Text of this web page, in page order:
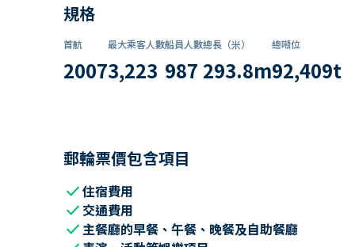
規格
首航
2007
最大乘客人數
3,223
船員人數
987
總長（米）
293.8m
總噸位
92,409t
郵輪票價包含項目
check住宿費用
check 交通費用
check主餐廳的早餐、午餐、晚餐及自助餐廳